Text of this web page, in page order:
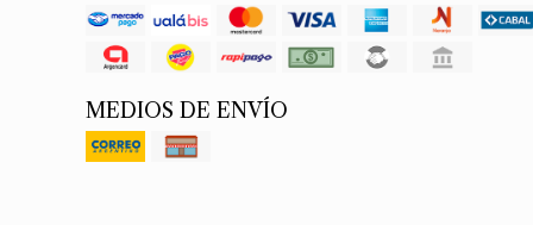
MEDIOS DE ENVÍO